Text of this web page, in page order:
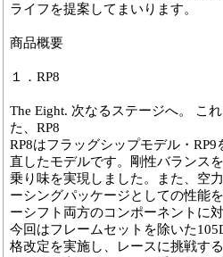
ライフを提案してまいります。
商品概要
１．RP8
The Eight. 次なるステージへ。 こ
た、RP8
RP8はフラッグシップモデル・
直したモデルです。剛性バランス
乗り味を実現しました。また、空
ーシングパッケージとしての性能
ーシフト両方のコンポーネントに
今回はフレームセットを除いた
格改定を実施し、レースに挑戦す